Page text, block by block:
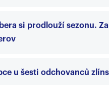
si prodlouží sezonu.
u šesti odchovanců